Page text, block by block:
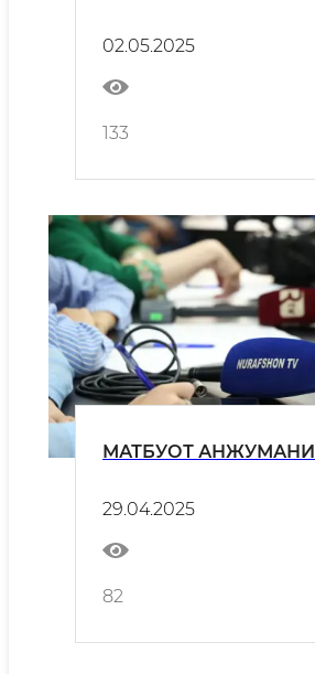
02.05.2025
133
МАТБУОТ АНЖУМАНИ
29.04.2025
82